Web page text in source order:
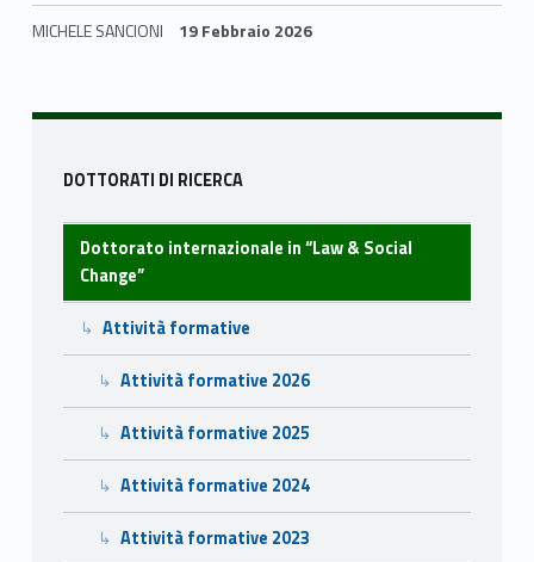
MICHELE SANCIONI 19 Febbraio 2026
Sidebar
DOTTORATI DI RICERCA
Dottorato internazionale in “Law & Social
Change”
Attività formative
Attività formative 2026
Attività formative 2025
Attività formative 2024
Attività formative 2023